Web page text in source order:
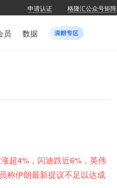
申请认证 格隆汇公众号矩阵
员 数据
超4%，闪迪跌近6%，英伟
称伊朗最新提议不足以达成